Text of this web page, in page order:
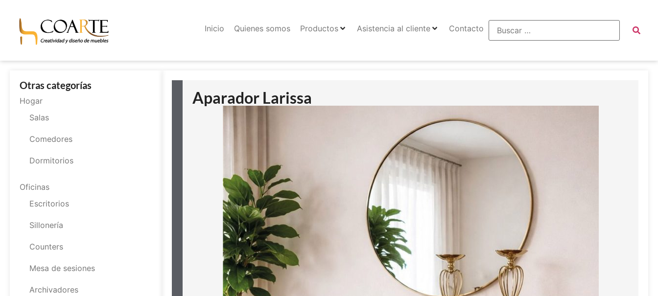
Inicio Quienes somos Productos Asistencia al cliente Contacto
Otras categorías
Hogar
Salas
Comedores
Dormitorios
Oficinas
Escritorios
Sillonería
Counters
Mesa de sesiones
Archivadores
Aparador Larissa